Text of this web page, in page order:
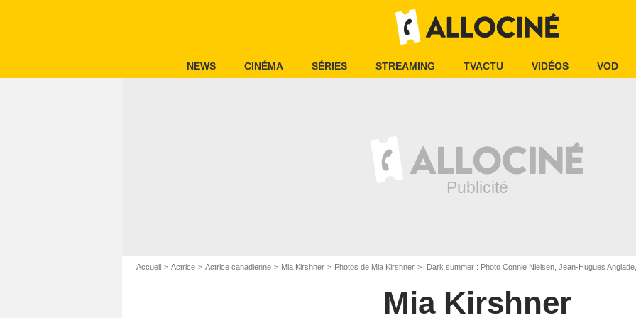
NEWS CINÉMA SÉRIES STREAMING TVACTU VIDÉOS VOD
Accueil Actrice Actrice canadienne Mia Kirshner Photos de Mia Kirshner Dark summer : Photo Connie Nielsen, Jean-Hugues
Mia Kirshner